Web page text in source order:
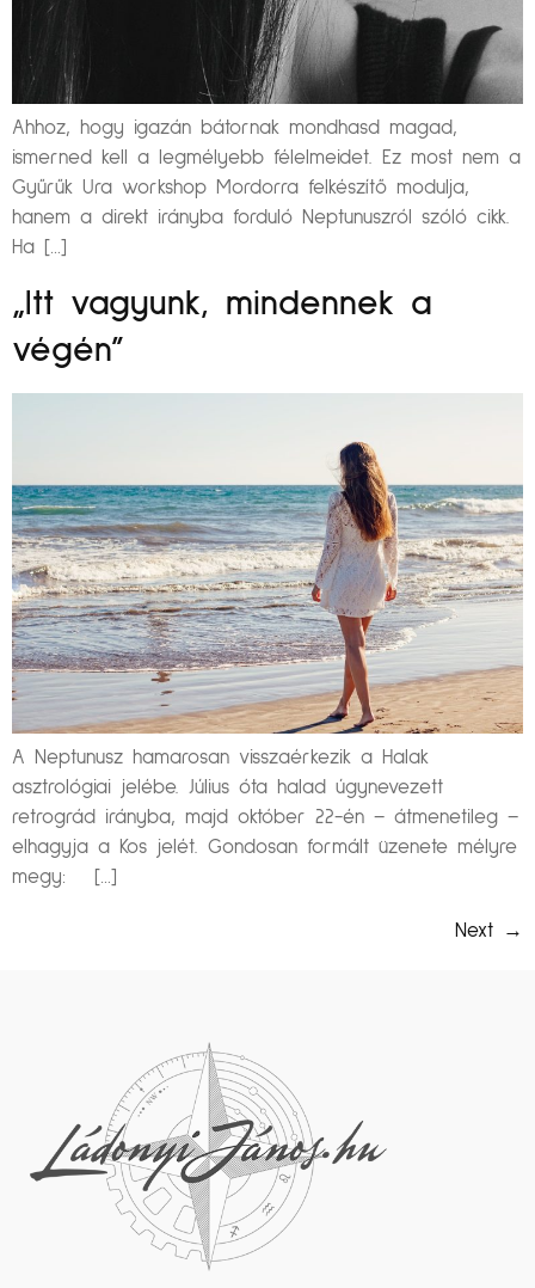
Ahhoz, hogy igazán bátornak mondhasd magad,
ismerned kell a legmélyebb félelmeidet. Ez most nem a
Gyűrűk Ura workshop Mordorra felkészítő modulja,
hanem a direkt irányba forduló Neptunuszról szóló cikk.
Ha […]
„Itt vagyunk, mindennek a
végén”
A Neptunusz hamarosan visszaérkezik a Halak
asztrológiai jelébe. Július óta halad úgynevezett
retrográd irányba, majd október 22-én – átmenetileg –
elhagyja a Kos jelét. Gondosan formált üzenete mélyre
megy: […]
Next →